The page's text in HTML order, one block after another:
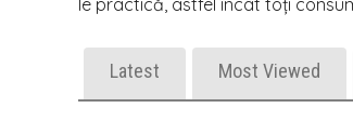
le practică, astfel încât toți
Latest Most Viewed